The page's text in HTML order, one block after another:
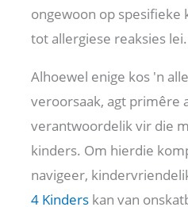
ongewoon op spesifieke
tot allergiese reaksies lei.
Alhoewel enige kos 'n
veroorsaak, agt primêre
verantwoordelik vir die
kinders. Om hierdie
navigeer,
4 Kinders kan van